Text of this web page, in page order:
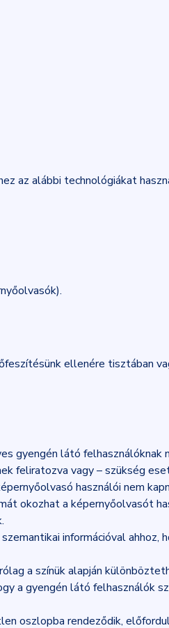
az alábbi technológiákat
ellenére tisztában
gyengén látó
feliratozva vagy – szükség
használói nem
okozhat a képernyőolvasót
információval ahhoz,
a színük alapján
a gyengén látó felhasználók
oszlopba rendeződik,